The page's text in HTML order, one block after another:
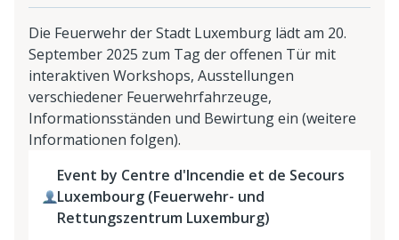
Die Feuerwehr der Stadt Luxemburg lädt am 20.
September 2025 zum Tag der offenen Tür mit
interaktiven Workshops, Ausstellungen
verschiedener Feuerwehrfahrzeuge,
Informationsständen und Bewirtung ein (weitere
Informationen folgen).
Event by Centre d'Incendie et de Secours
Luxembourg (Feuerwehr- und
Rettungszentrum Luxemburg)